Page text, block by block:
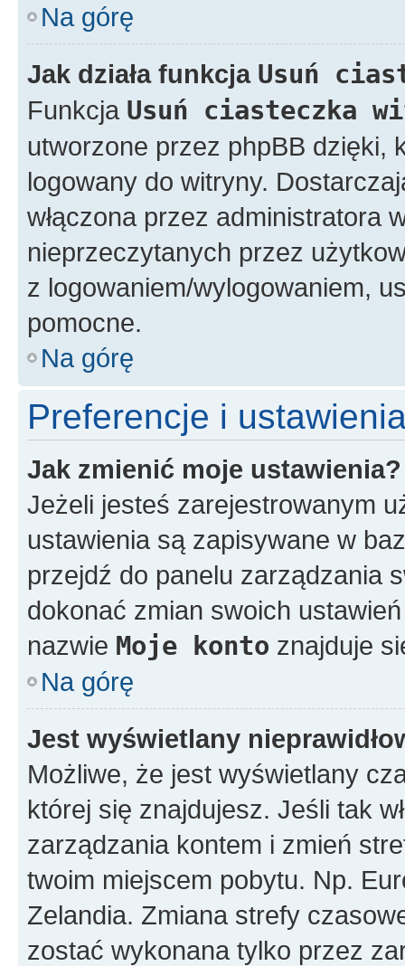
Na górę
Jak działa funkcja Usuń
Funkcja Usuń ciasteczka
utworzone przez phpBB dzięki,
logowany do witryny.
włączona przez administratora
nieprzeczytanych przez
z logowaniem/wylogowaniem,
pomocne.
Na górę
Preferencje i
Jak zmienić moje ustawienia?
Jeżeli jesteś zarejestrowanym
ustawienia są zapisywane w
przejdź do panelu zarządzania
dokonać zmian swoich
nazwie Moje konto znajduje
Na górę
Jest wyświetlany
Możliwe, że jest wyświetlany
której się znajdujesz. Jeśli tak
zarządzania kontem i zmień
twoim miejscem pobytu. Np.
Zelandia. Zmiana strefy
zostać wykonana tylko przez